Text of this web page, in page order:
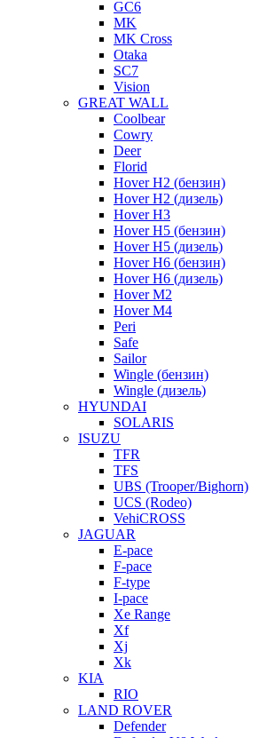
GC6
MK
MK Cross
Otaka
SC7
Vision
GREAT WALL
Coolbear
Cowry
Deer
Florid
Hover H2 (бензин)
Hover H2 (дизель)
Hover H3
Hover H5 (бензин)
Hover H5 (дизель)
Hover H6 (бензин)
Hover H6 (дизель)
Hover M2
Hover M4
Peri
Safe
Sailor
Wingle (бензин)
Wingle (дизель)
HYUNDAI
SOLARIS
ISUZU
TFR
TFS
UBS (Trooper/Bighorn)
UCS (Rodeo)
VehiCROSS
JAGUAR
E-pace
F-pace
F-type
I-pace
Xe Range
Xf
Xj
Xk
KIA
RIO
LAND ROVER
Defender